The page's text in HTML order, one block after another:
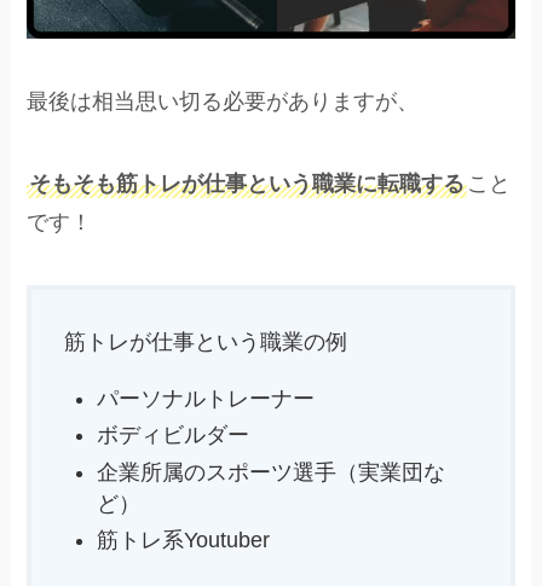
最後は相当思い切る必要がありますが、
そもそも筋トレが仕事という職業に転職すること
です！
筋トレが仕事という職業の例
パーソナルトレーナー
ボディビルダー
企業所属のスポーツ選手（実業団な
ど）
筋トレ系Youtuber